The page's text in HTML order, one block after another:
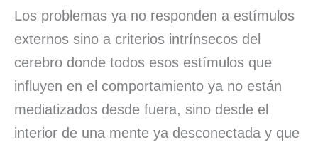
Los problemas ya no responden a estímulos
externos sino a criterios intrínsecos del
cerebro donde todos esos estímulos que
influyen en el comportamiento ya no están
mediatizados desde fuera, sino desde el
interior de una mente ya desconectada y que